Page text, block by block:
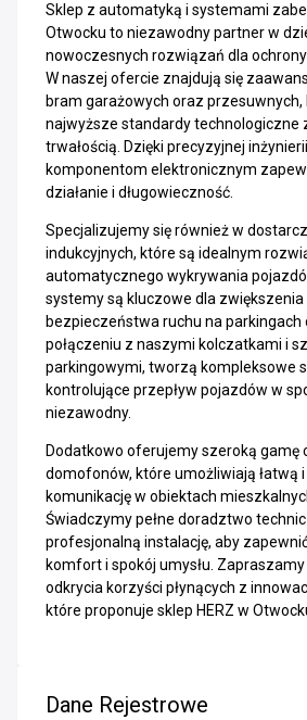
Sklep z automatyką i systemami
Otwocku to niezawodny partner w
nowoczesnych rozwiązań dla ochrony
W naszej ofercie znajdują się
bram garażowych oraz przesuwnych,
najwyższe standardy technologiczne
trwałością. Dzięki precyzyjnej
komponentom elektronicznym
działanie i długowieczność.
Specjalizujemy się również w
indukcyjnych, które są idealnym
automatycznego wykrywania
systemy są kluczowe dla
bezpieczeństwa ruchu na parkingach
połączeniu z naszymi kolczatkami i
parkingowymi, tworzą kompleksowe
kontrolujące przepływ pojazdów w
niezawodny.
Dodatkowo oferujemy szeroką gamę
domofonów, które umożliwiają łatwą
komunikację w obiektach
Świadczymy pełne doradztwo
profesjonalną instalację, aby
komfort i spokój umysłu. Zapraszamy
odkrycia korzyści płynących z
które proponuje sklep HERZ w
Dane Rejestrowe